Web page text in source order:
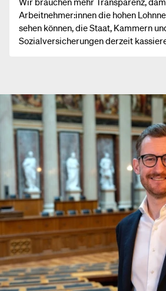
Arbeitnehmer:innen die hohen
sehen können, die Staat, Kammern
Sozialversicherungen derzeit